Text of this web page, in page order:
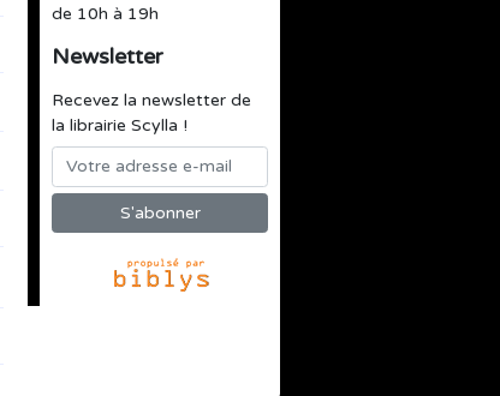
de 10h à 19h
Newsletter
Recevez la newsletter de
la librairie Scylla !